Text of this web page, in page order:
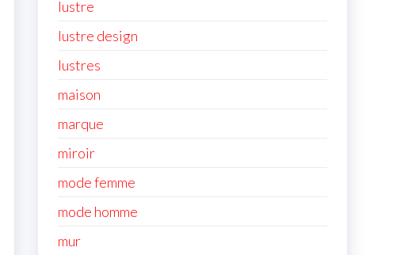
lustre
lustre design
lustres
maison
marque
miroir
mode femme
mode homme
mur